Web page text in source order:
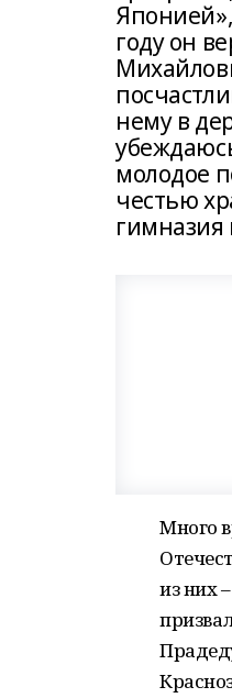
году он
нему в
молодое
честью
Много
из них